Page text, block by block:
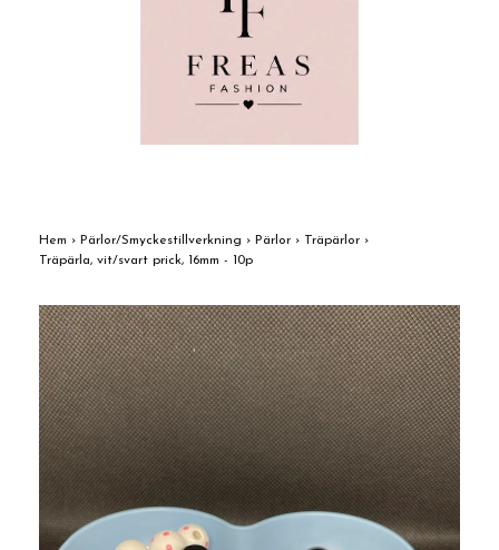
Hem › Pärlor/Smyckestillverkning › Pärlor › Träpärlor ›
Träpärla, vit/svart prick, 16mm - 10p